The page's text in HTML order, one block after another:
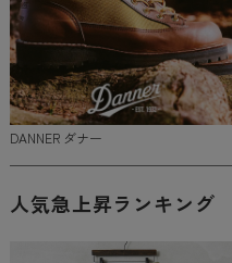
DANNER ダナー
人気急上昇ランキング